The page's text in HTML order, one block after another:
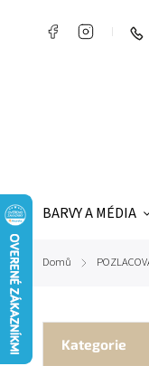
BARVY A MÉDIA
Domů /
Kategorie